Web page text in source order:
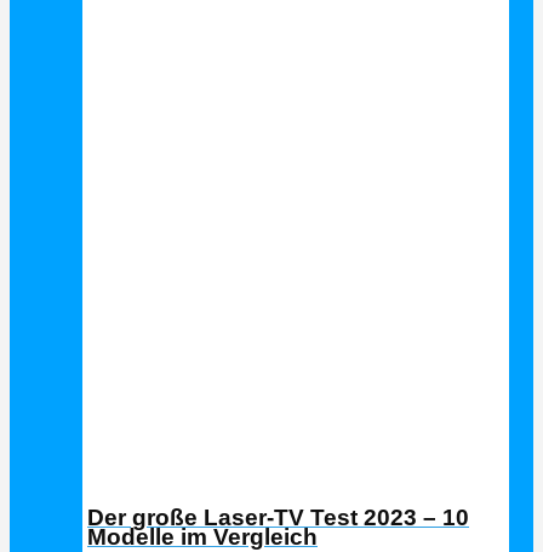
Der große Laser-TV Test 2023 – 10
Modelle im Vergleich